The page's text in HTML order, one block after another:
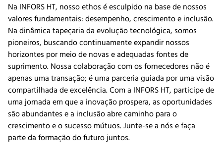
Na INFORS HT, nosso ethos é esculpido na base de nossos
valores fundamentais: desempenho, crescimento e inclusão.
Na dinâmica tapeçaria da evolução tecnológica, somos
pioneiros, buscando continuamente expandir nossos
horizontes por meio de novas e adequadas fontes de
suprimento. Nossa colaboração com os fornecedores não é
apenas uma transação; é uma parceria guiada por uma visão
compartilhada de excelência. Com a INFORS HT, participe de
uma jornada em que a inovação prospera, as oportunidades
são abundantes e a inclusão abre caminho para o
crescimento e o sucesso mútuos. Junte-se a nós e faça
parte da formação do futuro juntos.